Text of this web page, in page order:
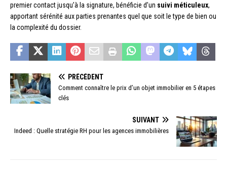
premier contact jusqu’à la signature, bénéficie d’un suivi méticuleux,
apportant sérénité aux parties prenantes quel que soit le type de bien ou
la complexité du dossier.
PRÉCÉDENT
Comment connaître le prix d’un objet immobilier en 5 étapes
clés
SUIVANT
Indeed : Quelle stratégie RH pour les agences immobilières